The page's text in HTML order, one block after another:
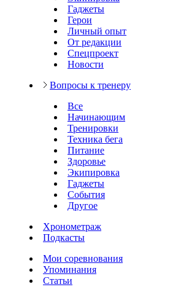
Гаджеты
Герои
Личный опыт
От редакции
Спецпроект
Новости
Вопросы к тренеру
Все
Начинающим
Тренировки
Техника бега
Питание
Здоровье
Экипировка
Гаджеты
События
Другое
Хронометраж
Подкасты
Мои соревнования
Упоминания
Статьи